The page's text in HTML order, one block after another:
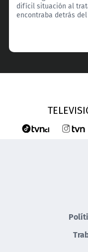
difícil situación al
encontraba detrás